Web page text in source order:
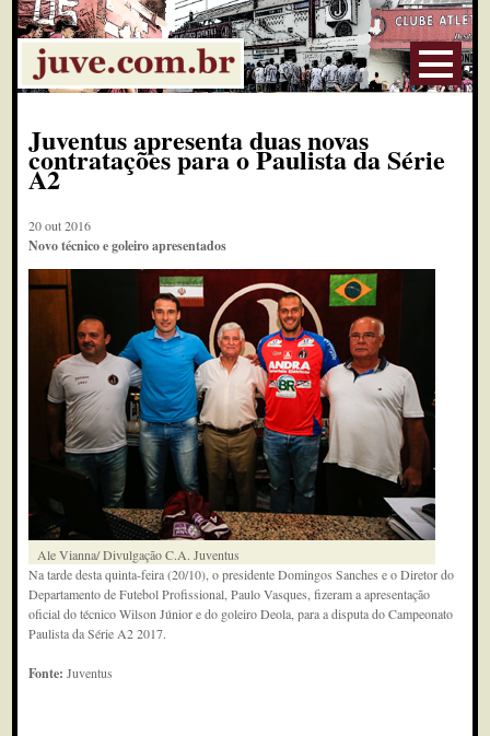
Juventus apresenta duas novas
contratações para o Paulista da Série
A2
20 out 2016
Novo técnico e goleiro apresentados
Ale Vianna/ Divulgação C.A. Juventus
Na tarde desta quinta-feira (20/10), o presidente Domingos Sanches e o Diretor do
Departamento de Futebol Profissional, Paulo Vasques, fizeram a apresentação
oficial do técnico Wilson Júnior e do goleiro Deola, para a disputa do Campeonato
Paulista da Série A2 2017.
Fonte:Juventus